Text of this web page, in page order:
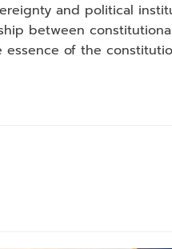
and political
between
essence of the